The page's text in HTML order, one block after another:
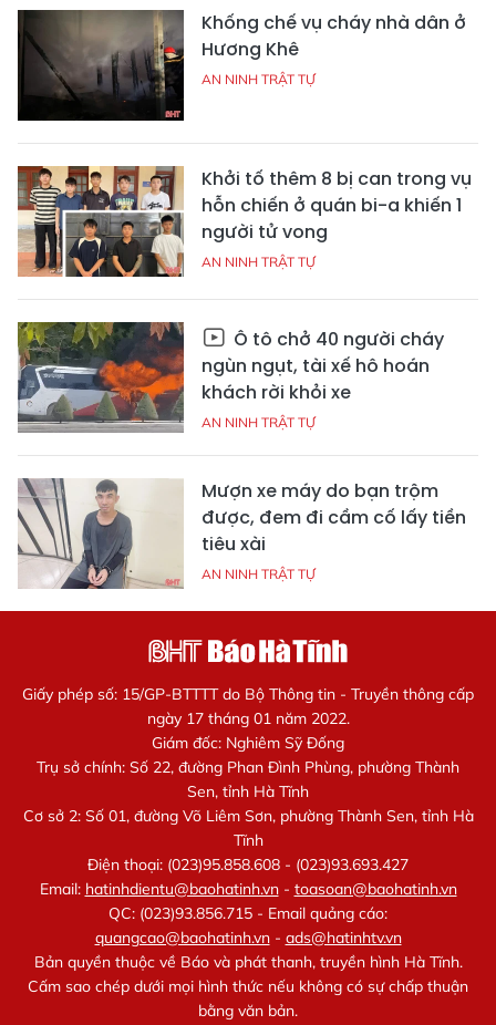
Khống chế vụ cháy nhà dân ở
Hương Khê
AN NINH TRẬT TỰ
Khởi tố thêm 8 bị can trong vụ
hỗn chiến ở quán bi-a khiến 1
người tử vong
AN NINH TRẬT TỰ
Ô tô chở 40 người cháy
ngùn ngụt, tài xế hô hoán
khách rời khỏi xe
AN NINH TRẬT TỰ
Mượn xe máy do bạn trộm
được, đem đi cầm cố lấy tiền
tiêu xài
AN NINH TRẬT TỰ
Giấy phép số: 15/GP-BTTTT do Bộ Thông tin - Truyền thông cấp
ngày 17 tháng 01 năm 2022.
Giám đốc: Nghiêm Sỹ Đống
Trụ sở chính: Số 22, đường Phan Đình Phùng, phường Thành
Sen, tỉnh Hà Tĩnh
Cơ sở 2: Số 01, đường Võ Liêm Sơn, phường Thành Sen, tỉnh Hà
Tĩnh
Điện thoại: (023)95.858.608 - (023)93.693.427
Email: hatinhdientu@baohatinh.vn- toasoan@baohatinh.vn
QC: (023)93.856.715 - Email quảng cáo:
quangcao@baohatinh.vn- ads@hatinhtv.vn
Bản quyền thuộc về Báo và phát thanh, truyền hình Hà Tĩnh.
Cấm sao chép dưới mọi hình thức nếu không có sự chấp thuận
bằng văn bản.